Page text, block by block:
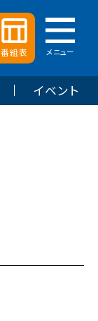
番組表 メニュー
イベント